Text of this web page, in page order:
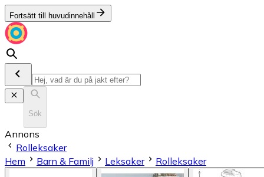
Fortsätt till huvudinnehåll
Sök
Annons
Rolleksaker
Hem
Barn & Familj Leksaker Rolleksaker